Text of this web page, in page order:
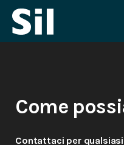
Come
Contattaci per